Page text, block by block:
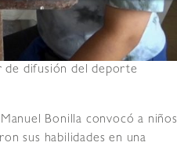
de difusión del deporte
Bonilla convocó a niños
sus habilidades en una